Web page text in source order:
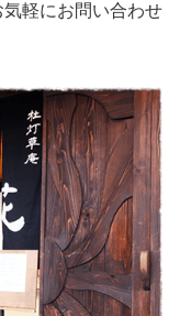
軽にお問い合わせ